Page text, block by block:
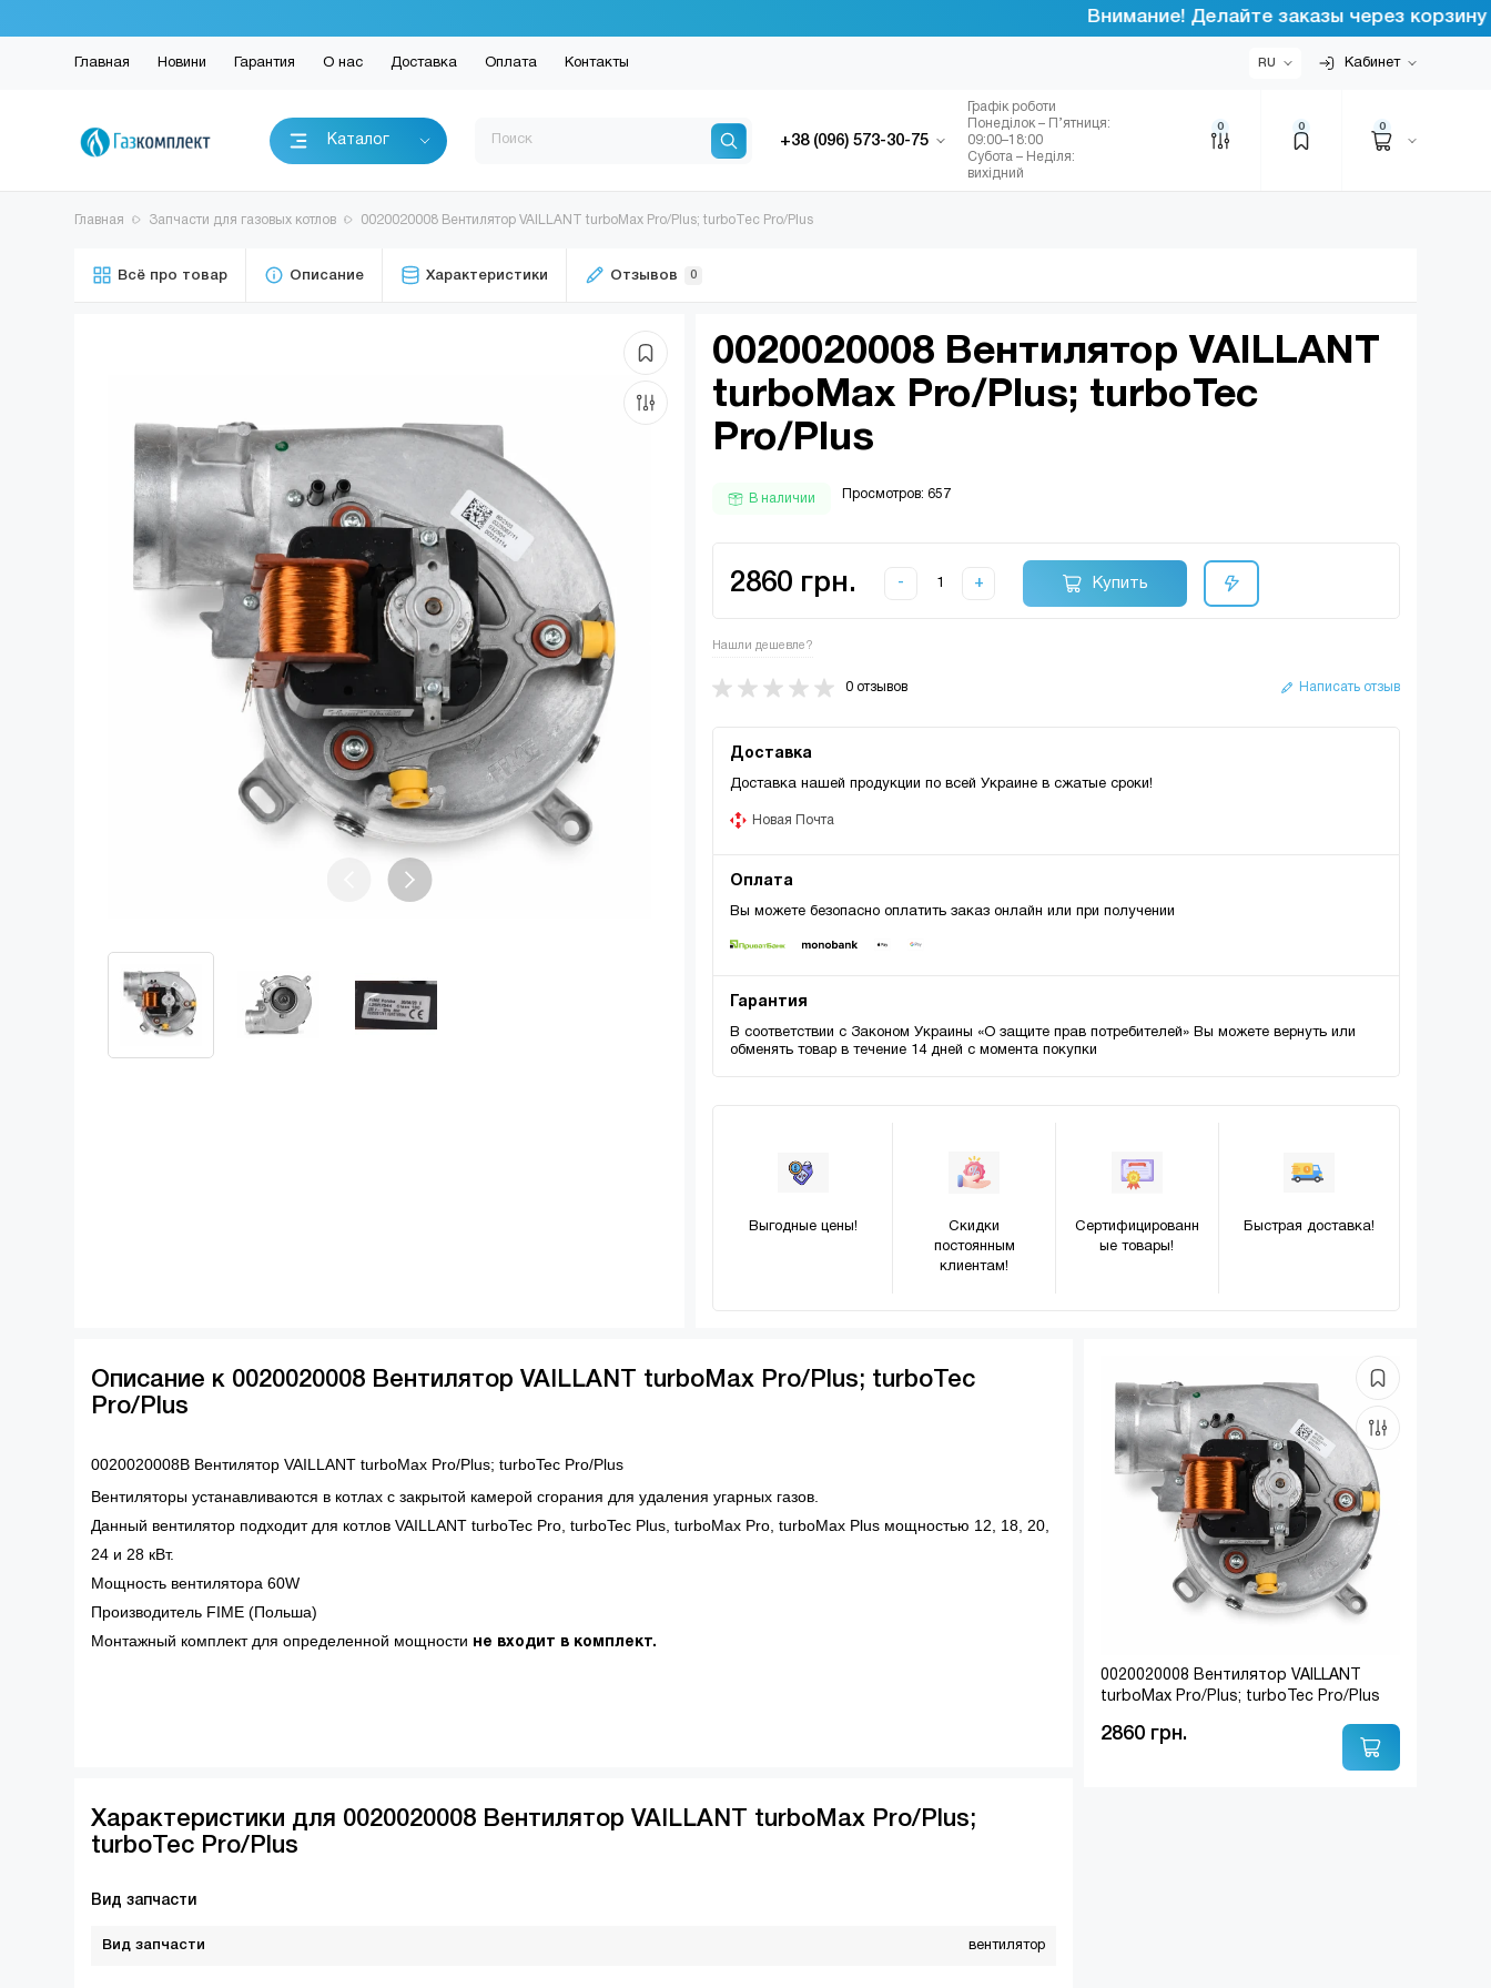
Внимание! Делайте заказы через корзину
Главная Новини Гарантия О нас Доставка Оплата Контакты RU Кабинет
Каталог +38 (096) 573-30-75
Графік роботи
Понеділок – П’ятниця:
09:00–18:00
Субота – Неділя:
вихідний
0 0 0
Главная Запчасти для газовых котлов 0020020008 Вентилятор VAILLANT turboMax Pro/Plus; turboTec Pro/Plus
Всё про товар Описание Характеристики Отзывов 0
0020020008 Вентилятор VAILLANT
turboMax Pro/Plus; turboTec
Pro/Plus
В наличии Просмотров: 657
2860 грн. - + Купить
Нашли дешевле?
0 отзывов Написать отзыв
Доставка
Доставка нашей продукции по всей Украине в сжатые сроки!
Новая Почта
Оплата
Вы можете безопасно оплатить заказ онлайн или при получении
Гарантия
В соответствии с Законом Украины «О защите прав потребителей» Вы можете вернуть или
обменять товар в течение 14 дней с момента покупки
Выгодные цены!
Скидки
постоянным
клиентам!
Сертифицированн
ые товары!
Быстрая доставка!
Описание к 0020020008 Вентилятор VAILLANT turboMax Pro/Plus; turboTec
Pro/Plus
0020020008В Вентилятор VAILLANT turboMax Pro/Plus; turboTec Pro/Plus
Вентиляторы устанавливаются в котлах с закрытой камерой сгорания для удаления угарных газов.
Данный вентилятор подходит для котлов VAILLANT turboTec Pro, turboTec Plus, turboMax Pro, turboMax Plus мощностью 12, 18, 20,
24 и 28 кВт.
Мощность вентилятора 60W
Производитель FIME (Польша)
Монтажный комплект для определенной мощности не входит в комплект.
Характеристики для 0020020008 Вентилятор VAILLANT turboMax Pro/Plus;
turboTec Pro/Plus
Вид запчасти
Вид запчасти вентилятор
0020020008 Вентилятор VAILLANT
turboMax Pro/Plus; turboTec Pro/Plus
2860 грн.